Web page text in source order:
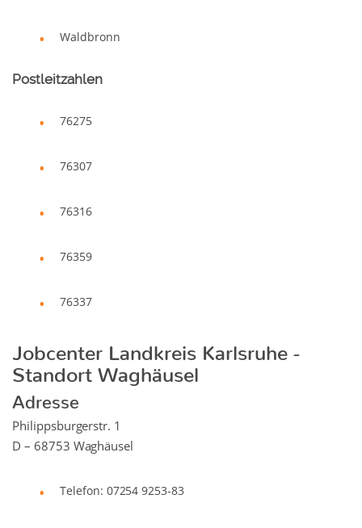
Waldbronn
Postleitzahlen
76275
76307
76316
76359
76337
Jobcenter Landkreis Karlsruhe -
Standort Waghäusel
Adresse
Philippsburgerstr. 1
D – 68753 Waghäusel
Telefon: 07254 9253-83